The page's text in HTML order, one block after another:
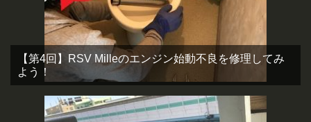
【第4回】RSV Milleのエンジン始動不良を修理してみ
よう！